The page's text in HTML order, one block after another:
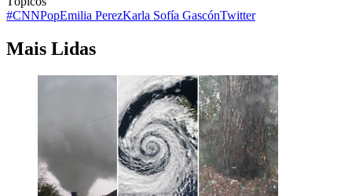
#CNNPopEmilia PerezKarla Sofía GascónTwitter
Mais Lidas